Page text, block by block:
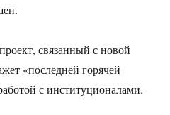
связанный с новой
«последней горячей
с институционалами.